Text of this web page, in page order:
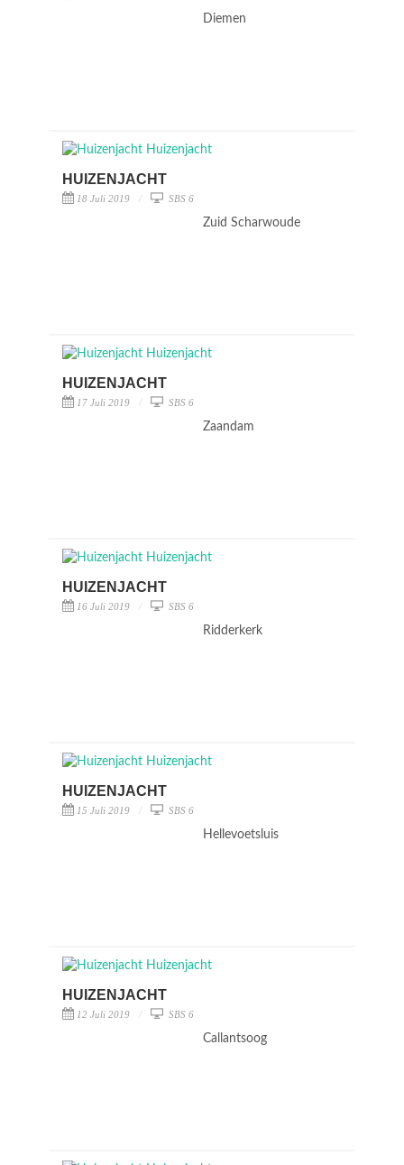
Diemen
HUIZENJACHT
18 Juli 2019 SBS 6
Zuid Scharwoude
HUIZENJACHT
17 Juli 2019 SBS 6
Zaandam
HUIZENJACHT
16 Juli 2019 SBS 6
Ridderkerk
HUIZENJACHT
15 Juli 2019 SBS 6
Hellevoetsluis
HUIZENJACHT
12 Juli 2019 SBS 6
Callantsoog